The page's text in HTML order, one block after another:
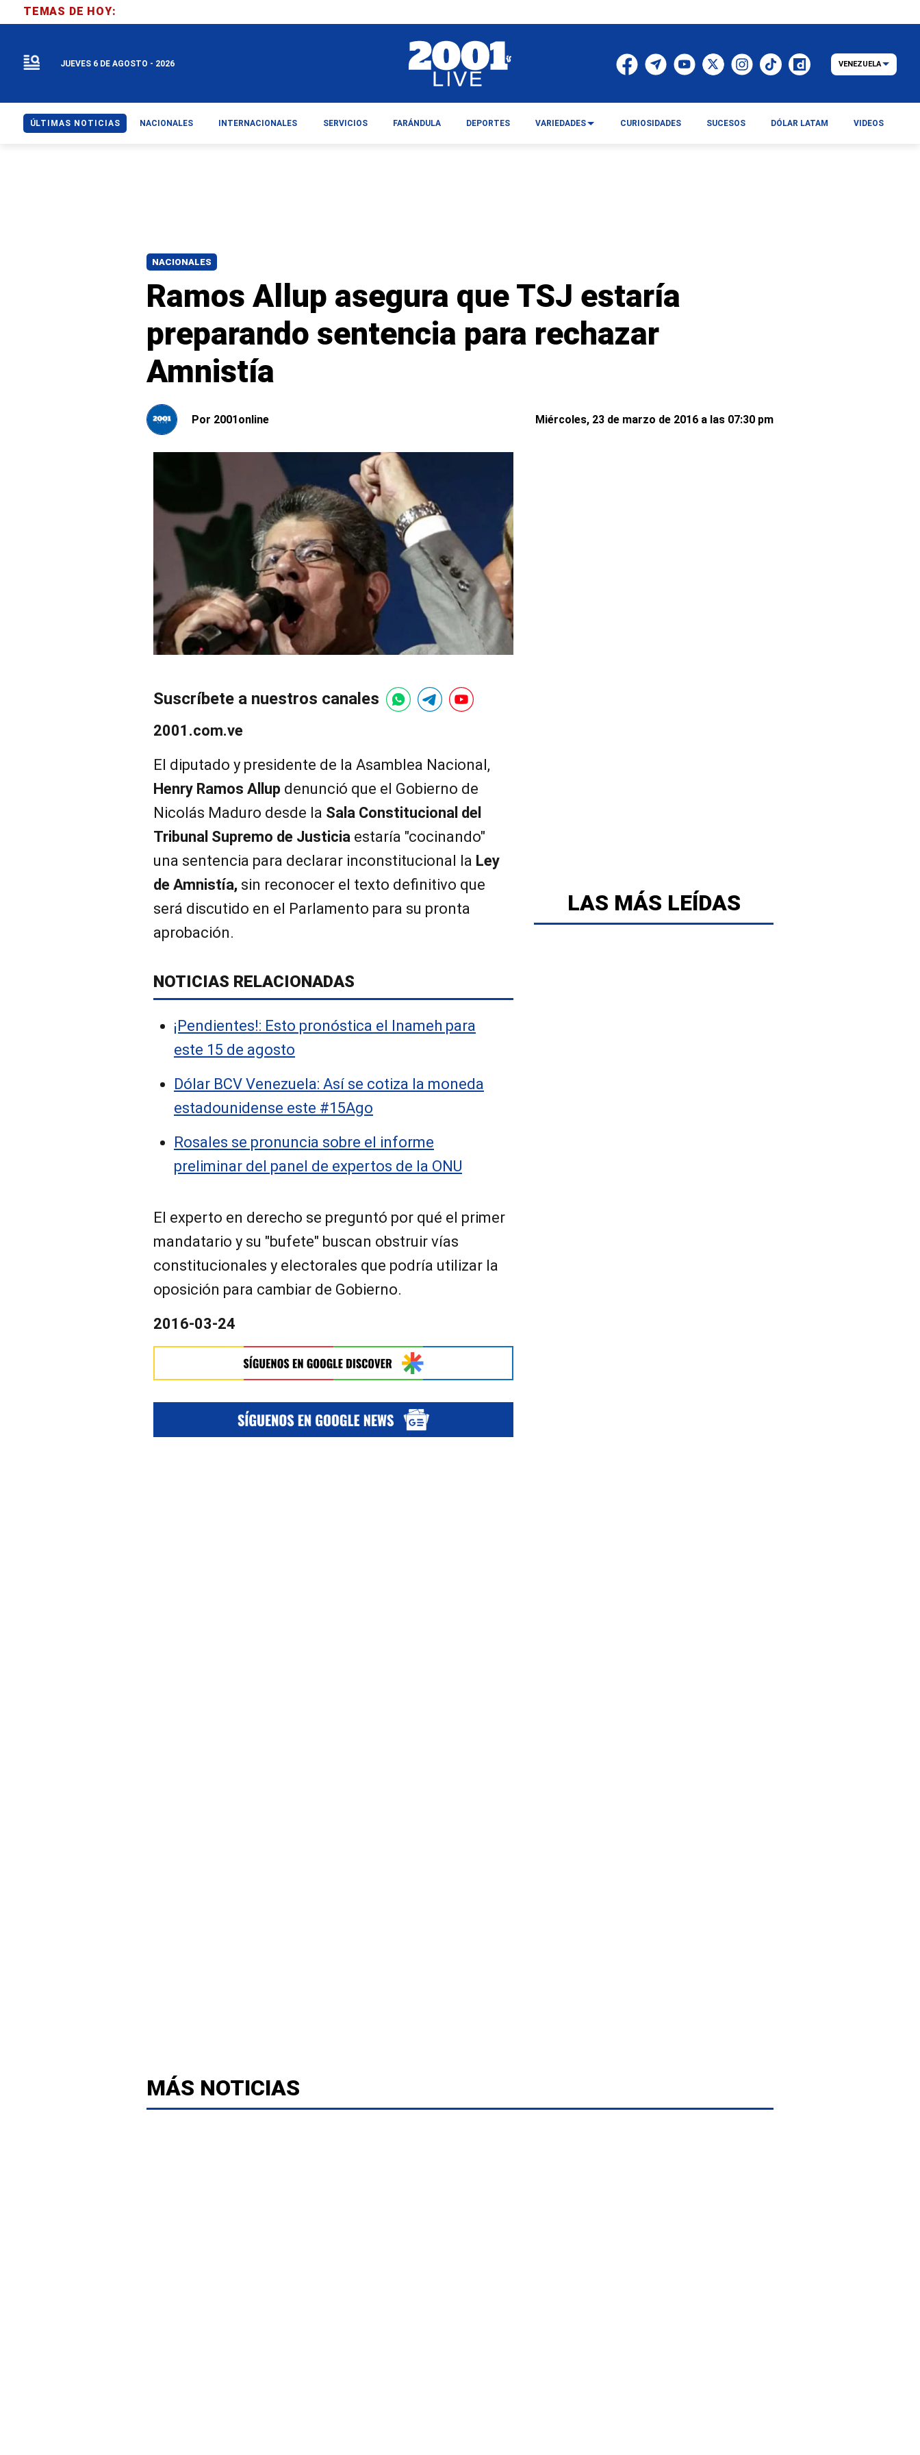
NACIONALES
Ramos Allup asegura que TSJ estaría
preparando sentencia para rechazar
Amnistía
Por 2001online Miércoles, 23 de marzo de 2016 a las 07:30 pm
Suscríbete a nuestros canales
2001.com.ve
El diputado y presidente de la Asamblea Nacional,
Henry Ramos Allup denunció que el Gobierno de
Nicolás Maduro desde la Sala Constitucional del
Tribunal Supremo de Justicia estaría "cocinando"
una sentencia para declarar inconstitucional la Ley
de Amnistía, sin reconocer el texto definitivo que
será discutido en el Parlamento para su pronta
aprobación.
NOTICIAS RELACIONADAS
¡Pendientes!: Esto pronóstica el Inameh para
este 15 de agosto
Dólar BCV Venezuela: Así se cotiza la moneda
estadounidense este #15Ago
Rosales se pronuncia sobre el informe
preliminar del panel de expertos de la ONU
El experto en derecho se preguntó por qué el primer
mandatario y su "bufete" buscan obstruir vías
constitucionales y electorales que podría utilizar la
oposición para cambiar de Gobierno.
2016-03-24
LAS MÁS LEÍDAS
MÁS NOTICIAS
TEMAS DE HOY:
JUEVES 6 DE AGOSTO - 2026 VENEZUELA
ÚLTIMAS NOTICIAS NACIONALES INTERNACIONALES SERVICIOS FARÁNDULA DEPORTES VARIEDADES CURIOSIDADES SUCESOS DÓLAR LATAM VIDEOS